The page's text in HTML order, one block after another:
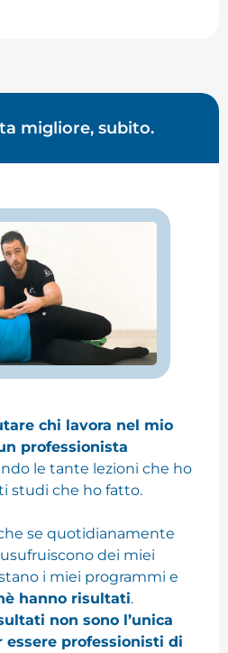
migliore, subito.
chi lavora nel mio
professionista
le tante lezioni che ho
studi che ho fatto.
se quotidianamente
dei miei
i miei programmi e
hanno risultati.
non sono l’unica
essere professionisti di